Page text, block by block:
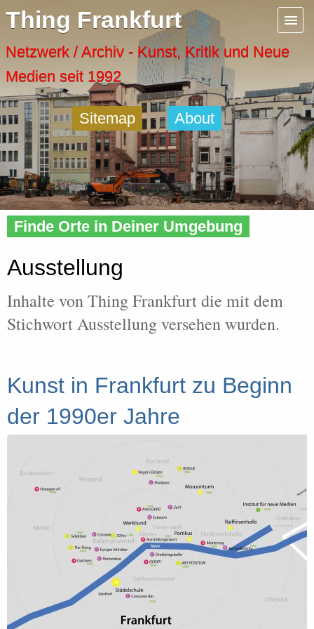
Thing Frankfurt
Netzwerk / Archiv - Kunst, Kritik und Neue
Medien seit 1992
Sitemap About
Home»Tags» Ausstellung
Finde Orte in Deiner Umgebung
Ausstellung
Inhalte von Thing Frankfurt die mit dem
Stichwort Ausstellung versehen wurden.
Kunst in Frankfurt zu Beginn
der 1990er Jahre
Menu
Artspaces
Cool Places
Frankfurt Diary
Activity
Recent Posts